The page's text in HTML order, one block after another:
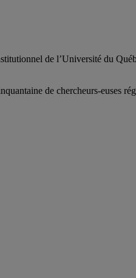
de l’Université du
de chercheurs-euses